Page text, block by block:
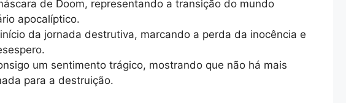
de Doom, representando a transição do mundo
apocalíptico.
da jornada destrutiva, marcando a perda da inocência e
um sentimento trágico, mostrando que não há mais
para a destruição.